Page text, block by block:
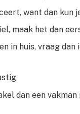
want dan kun
maak het dan
in huis, vraag dan
dan een vakman